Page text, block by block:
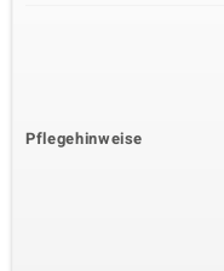
Pflegehinweise